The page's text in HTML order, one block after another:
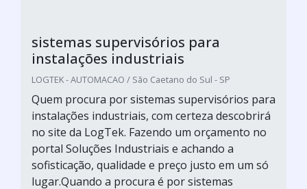
sistemas supervisórios para
instalações industriais
LOGTEK - AUTOMACAO / São Caetano do Sul - SP
Quem procura por sistemas supervisórios para
instalações industriais, com certeza descobrirá
no site da LogTek. Fazendo um orçamento no
portal Soluções Industriais e achando a
sofisticação, qualidade e preço justo em um só
lugar.Quando a procura é por sistemas